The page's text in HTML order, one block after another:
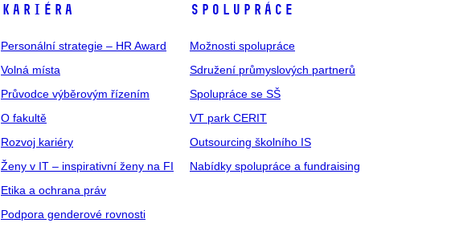
KARIÉRA
Personální strategie – HR Award
Volná místa
Průvodce výběrovým řízením
O fakultě
Rozvoj kariéry
Ženy v IT – inspirativní ženy na FI
Etika a ochrana práv
Podpora genderové rovnosti
SPOLUPRÁCE
Možnosti spolupráce
Sdružení průmyslových partnerů
Spolupráce se SŠ
VT park CERIT
Outsourcing školního IS
Nabídky spolupráce a fundraising